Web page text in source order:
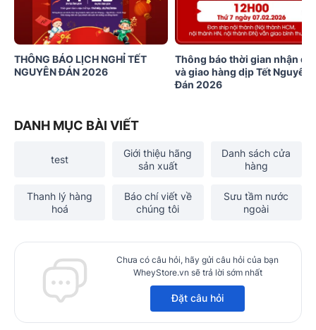
THÔNG BÁO LỊCH NGHỈ TẾT
NGUYÊN ĐÁN 2026
Thông báo thời gian nhận
và giao hàng dịp Tết Nguyên
Đán 2026
DANH MỤC BÀI VIẾT
test
Giới thiệu hãng
sản xuất
Danh sách cửa
hàng
Thanh lý hàng
hoá
Báo chí viết về
chúng tôi
Sưu tầm nước
ngoài
Chưa có câu hỏi, hãy gửi câu hỏi của bạn
WheyStore.vn sẽ trả lời sớm nhất
Đặt câu hỏi